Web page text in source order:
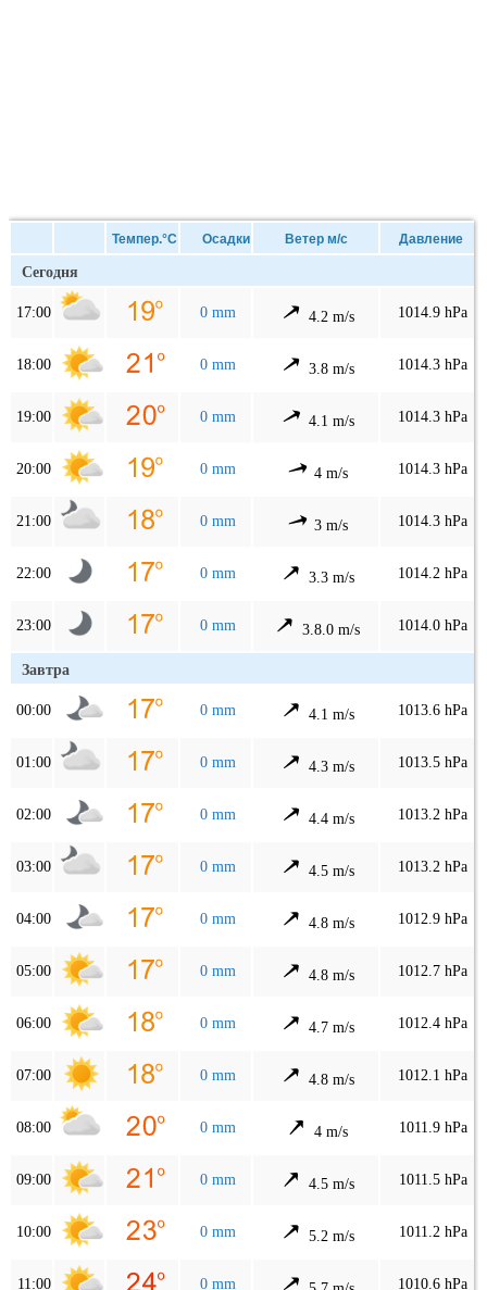
Темпер.°C Осадки Ветер м/с Давление
Сегодня
17:00 0 mm 4.2 m/s 1014.9 hPa
18:00 0 mm 3.8 m/s 1014.3 hPa
19:00 0 mm 4.1 m/s 1014.3 hPa
20:00 0 mm 4 m/s 1014.3 hPa
21:00 0 mm 3 m/s 1014.3 hPa
22:00 0 mm 3.3 m/s 1014.2 hPa
23:00 0 mm 3.8.0 m/s 1014.0 hPa
Завтра
00:00 0 mm 4.1 m/s 1013.6 hPa
01:00 0 mm 4.3 m/s 1013.5 hPa
02:00 0 mm 4.4 m/s 1013.2 hPa
03:00 0 mm 4.5 m/s 1013.2 hPa
04:00 0 mm 4.8 m/s 1012.9 hPa
05:00 0 mm 4.8 m/s 1012.7 hPa
06:00 0 mm 4.7 m/s 1012.4 hPa
07:00 0 mm 4.8 m/s 1012.1 hPa
08:00 0 mm 4 m/s 1011.9 hPa
09:00 0 mm 4.5 m/s 1011.5 hPa
10:00 0 mm 5.2 m/s 1011.2 hPa
11:00 0 mm 1010.6 hPa